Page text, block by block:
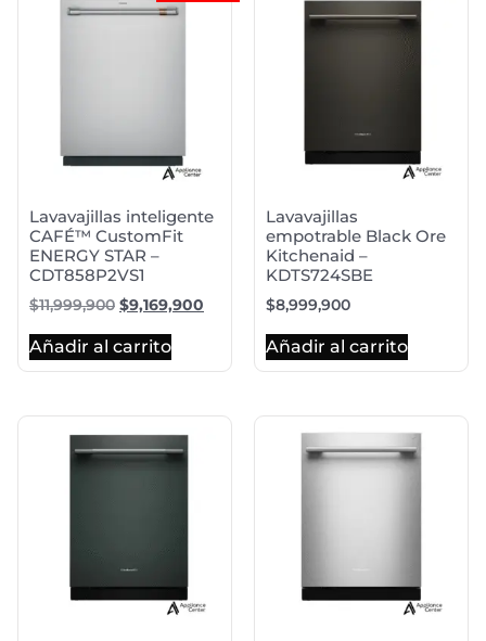
Lavavajillas inteligente
CAFÉ™ CustomFit
ENERGY STAR –
CDT858P2VS1
$11,999,900 $9,169,900
Añadir al carrito
Lavavajillas
empotrable Black Ore
Kitchenaid –
KDTS724SBE
$8,999,900
Añadir al carrito